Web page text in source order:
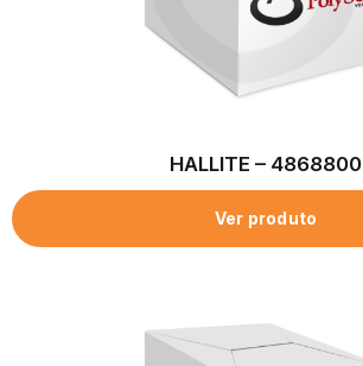
HALLITE – 4868800
Ver produto